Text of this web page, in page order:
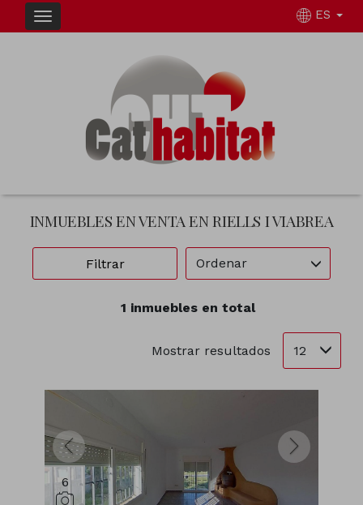
ES
INMUEBLES EN VENTA EN RIELLS I VIABREA
Filtrar Ordenar
1 inmuebles en total
Mostrar resultados 12
6